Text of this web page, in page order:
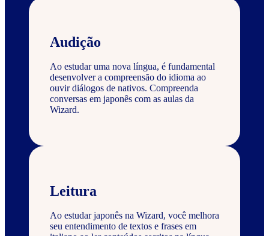
Audição
Ao estudar uma nova língua, é fundamental
desenvolver a compreensão do idioma ao
ouvir diálogos de nativos. Compreenda
conversas em japonês com as aulas da
Wizard.
Leitura
Ao estudar japonês na Wizard, você melhora
seu entendimento de textos e frases em